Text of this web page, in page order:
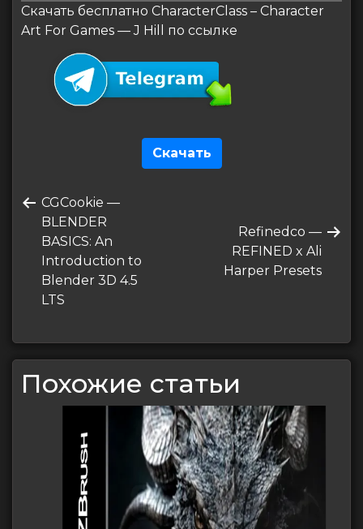
Скачать бесплатно CharacterClass – Character
Art For Games — J Hill по ссылке
Скачать
по
записям
Предыдущая
запись
CGCookie —
BLENDER
BASICS: An
Introduction to
Blender 3D 4.5
LTS
Следующая
запись
Refinedco —
REFINED x Ali
Harper Presets
Похожие статьи